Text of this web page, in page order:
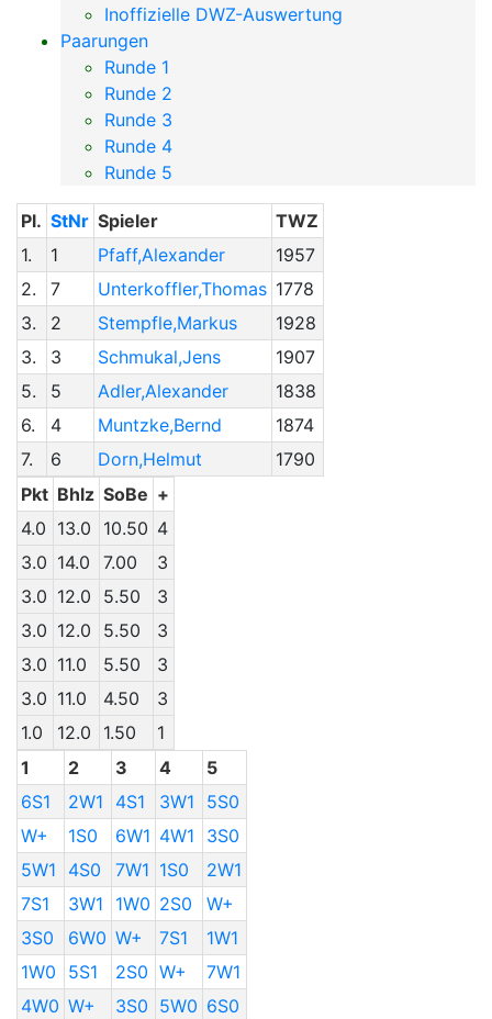
Inoffizielle DWZ-Auswertung
Paarungen
Runde 1
Runde 2
Runde 3
Runde 4
Runde 5
Pl. StNr Spieler
TWZ
1.
1 Pfaff,Alexander
1957
2.
7 Unterkoffler,Thomas 1778
3.
2 Stempfle,Markus
1928
3.
3 Schmukal,Jens
1907
5.
5 Adler,Alexander
1838
6.
4 Muntzke,Bernd
1874
7.
6 Dorn,Helmut
1790
Pkt Bhlz SoBe +
4.0 13.0 10.50 4
3.0 14.0 7.00
3
3.0 12.0 5.50
3
3.0 12.0 5.50
3
3.0 11.0 5.50
3
3.0 11.0 4.50
3
1.0
12.0 1.50
1
1
2 3 4
5
6S1
2W1 4S1 3W1
5S0
W+
1S0 6W1 4W1
3S0
5W1
4S0 7W1 1S0
2W1
7S1
3W1 1W0 2S0
W+
3S0
6W0 W+ 7S1
1W1
1W0
5S1 2S0 W+
7W1
4W0 W+ 3S0 5W0 6S0